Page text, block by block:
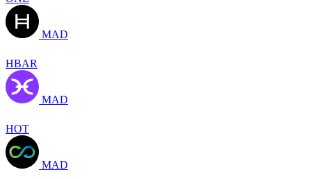
MAD
HBAR
MAD
HOT
MAD